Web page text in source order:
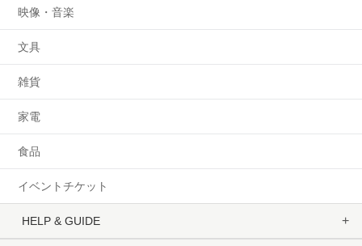
映像・音楽
文具
雑貨
家電
食品
イベントチケット
HELP & GUIDE